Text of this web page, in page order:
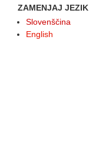
ZAMENJAJ JEZIK
Slovenščina
English